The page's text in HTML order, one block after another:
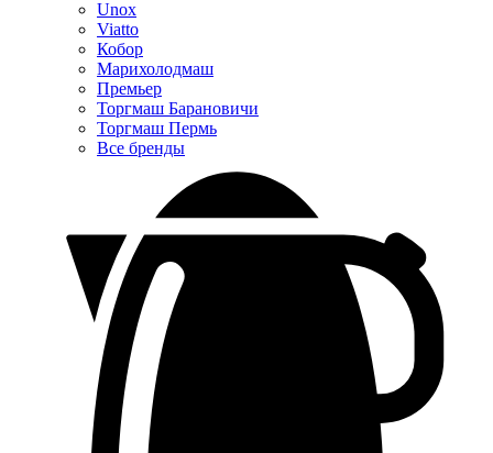
Unox
Viatto
Кобор
Марихолодмаш
Премьер
Торгмаш Барановичи
Торгмаш Пермь
Все бренды